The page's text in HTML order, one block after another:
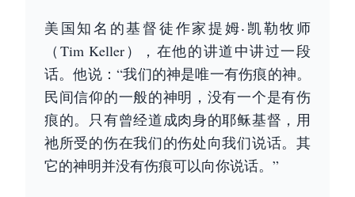
美国知名的基督徒作家提姆‧凯勒牧师
（Tim Keller），在他的讲道中讲过一段
话。他说：“我们的神是唯一有伤痕的神。
民间信仰的一般的神明，没有一个是有伤
痕的。只有曾经道成肉身的耶稣基督，用
祂所受的伤在我们的伤处向我们说话。其
它的神明并没有伤痕可以向你说话。”